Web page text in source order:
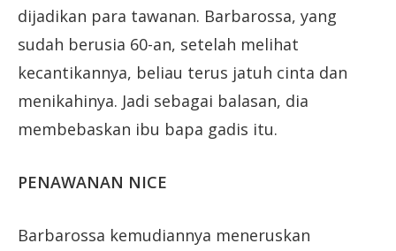
dijadikan para tawanan. Barbarossa, yang
sudah berusia 60-an, setelah melihat
kecantikannya, beliau terus jatuh cinta dan
menikahinya. Jadi sebagai balasan, dia
membebaskan ibu bapa gadis itu.
PENAWANAN NICE
Barbarossa kemudiannya meneruskan